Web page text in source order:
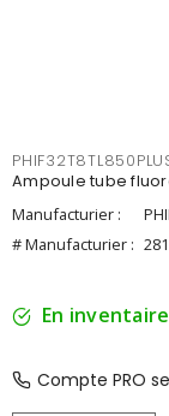
Ampoule tube
Manufacturier :
# Manufacturier :
En inventaire
Compte PRO